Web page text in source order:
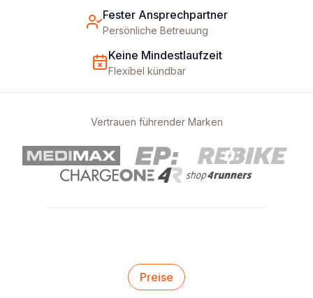
Fester Ansprechpartner
Persönliche Betreuung
Keine Mindestlaufzeit
Flexibel kündbar
Vertrauen führender Marken
Preise